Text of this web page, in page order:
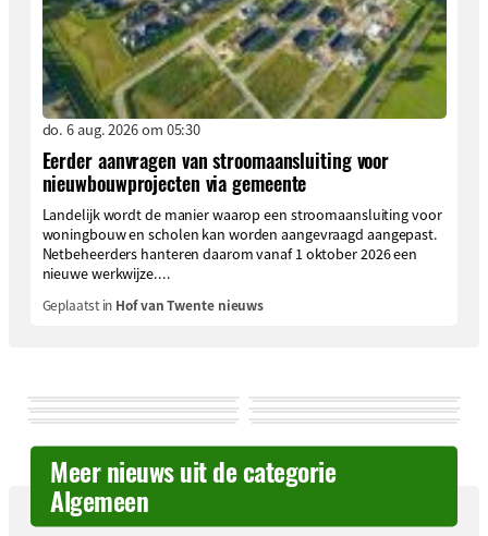
do. 6 aug. 2026 om 05:30
Eerder aanvragen van stroomaansluiting voor
nieuwbouwprojecten via gemeente
Landelijk wordt de manier waarop een stroomaansluiting voor
woningbouw en scholen kan worden aangevraagd aangepast.
Netbeheerders hanteren daarom vanaf 1 oktober 2026 een
nieuwe werkwijze....
Geplaatst in Hof van Twente nieuws
Meer nieuws uit de categorie
Algemeen